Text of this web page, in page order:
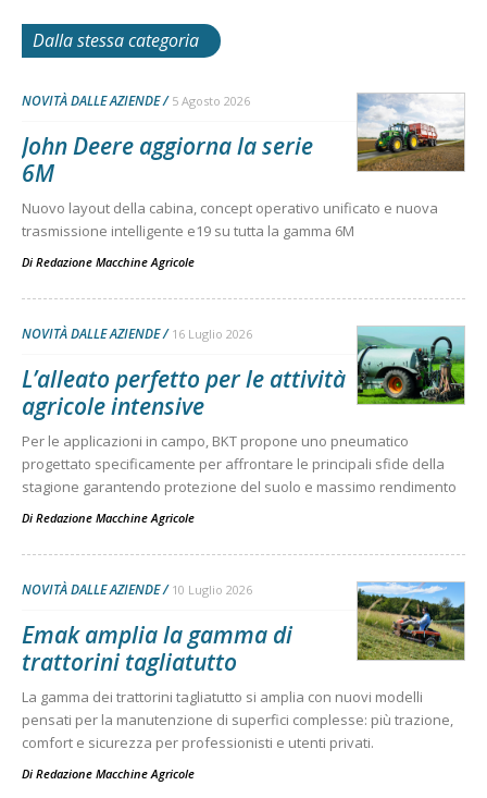
Dalla stessa categoria
NOVITÀ DALLE AZIENDE 5 Agosto 2026
John Deere aggiorna la serie
6M
Nuovo layout della cabina, concept operativo unificato e nuova
trasmissione intelligente e19 su tutta la gamma 6M
Di Redazione Macchine Agricole
NOVITÀ DALLE AZIENDE 16 Luglio 2026
L’alleato perfetto per le attività
agricole intensive
Per le applicazioni in campo, BKT propone uno pneumatico
progettato specificamente per affrontare le principali sfide della
stagione garantendo protezione del suolo e massimo rendimento
Di Redazione Macchine Agricole
NOVITÀ DALLE AZIENDE 10 Luglio 2026
Emak amplia la gamma di
trattorini tagliatutto
La gamma dei trattorini tagliatutto si amplia con nuovi modelli
pensati per la manutenzione di superfici complesse: più trazione,
comfort e sicurezza per professionisti e utenti privati.
Di Redazione Macchine Agricole